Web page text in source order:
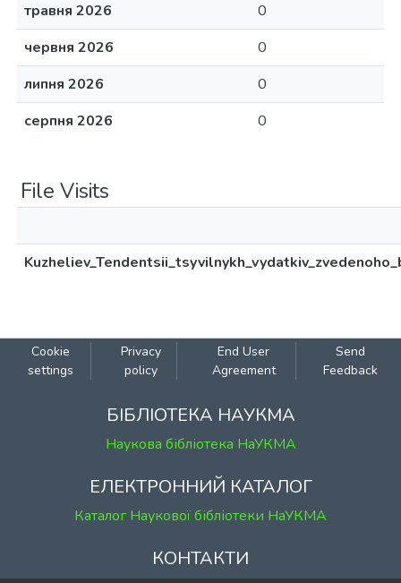
травня 2026
0
червня 2026
0
липня 2026
0
серпня 2026
0
File Visits
Cookie
settings
Privacy
policy
End User
Agreement
Send
Feedback
БІБЛІОТЕКА НАУКМА
Наукова бібліотека НаУКМА
ЕЛЕКТРОННИЙ КАТАЛОГ
Каталог Наукової бібліотеки НаУКМА
КОНТАКТИ